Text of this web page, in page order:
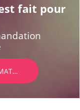
fait pour
OBTENIR PLUS D'INFORMATIONS